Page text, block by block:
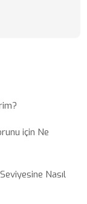
için Ne
Nasıl